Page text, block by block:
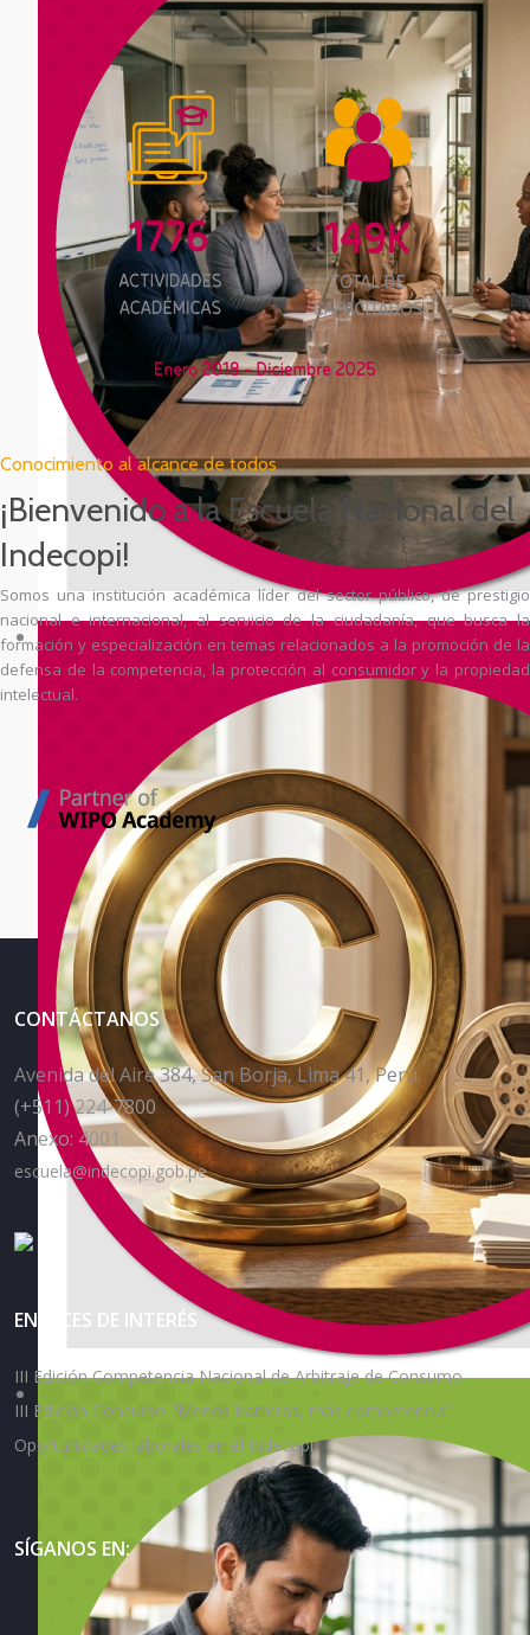
Conocimiento al alcance de todos
¡Bienvenido a la Escuela Nacional del
Indecopi!
Somos una institución académica líder del sector público, de prestigio
nacional e internacional, al servicio de la ciudadanía, que busca la
formación y especialización en temas relacionados a la promoción de la
defensa de la competencia, la protección al consumidor y la propiedad
intelectual.
CONTÁCTANOS
Avenida del Aire 384, San Borja, Lima 41, Perú.
(+511) 224-7800
Anexo: 4001
escuela@indecopi.gob.pe
ENLACES DE INTERÉS
III Edición Competencia Nacional de Arbitraje de Consumo
III Edición Concurso "Menos barreras, más competencia"
Oportunidades laborales en el Indecopi
SÍGANOS EN: